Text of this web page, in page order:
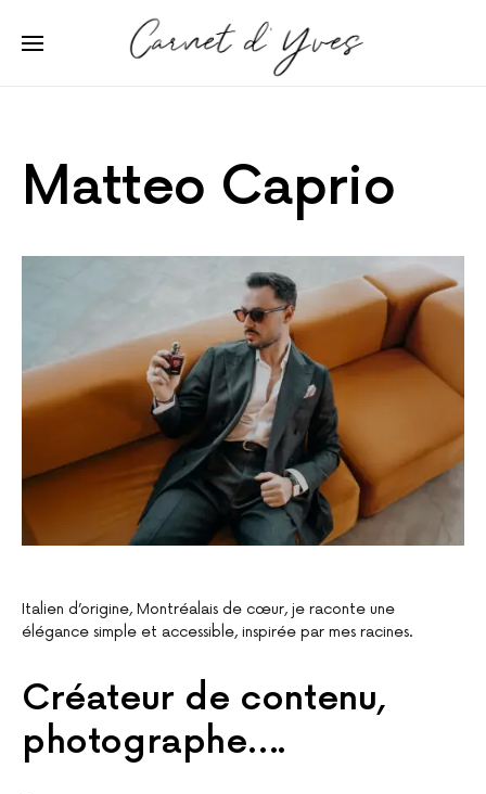
Matteo Caprio
Italien d’origine, Montréalais de cœur, je raconte une
élégance simple et accessible, inspirée par mes racines.
Créateur de contenu,
photographe….